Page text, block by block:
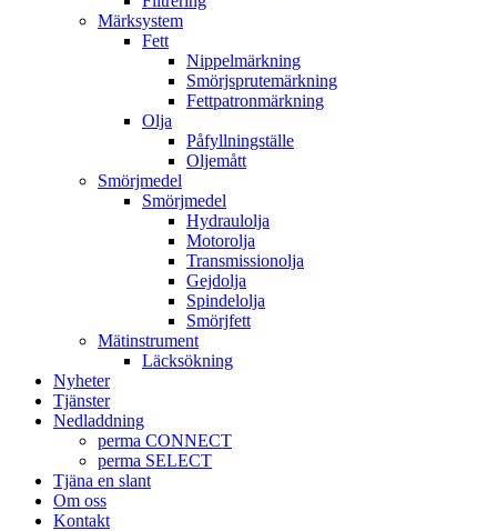
Märksystem
Fett
Nippelmärkning
Smörjsprutemärkning
Fettpatronmärkning
Olja
Påfyllningställe
Oljemått
Smörjmedel
Smörjmedel
Hydraulolja
Motorolja
Transmissionolja
Gejdolja
Spindelolja
Smörjfett
Mätinstrument
Läcksökning
Nyheter
Tjänster
Nedladdning
perma CONNECT
perma SELECT
Tjäna en slant
Om oss
Kontakt